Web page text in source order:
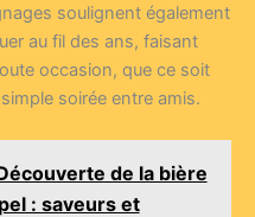
soulignent également
au fil des ans, faisant
occasion, que ce soit
soirée entre amis.
de la bière
: saveurs et